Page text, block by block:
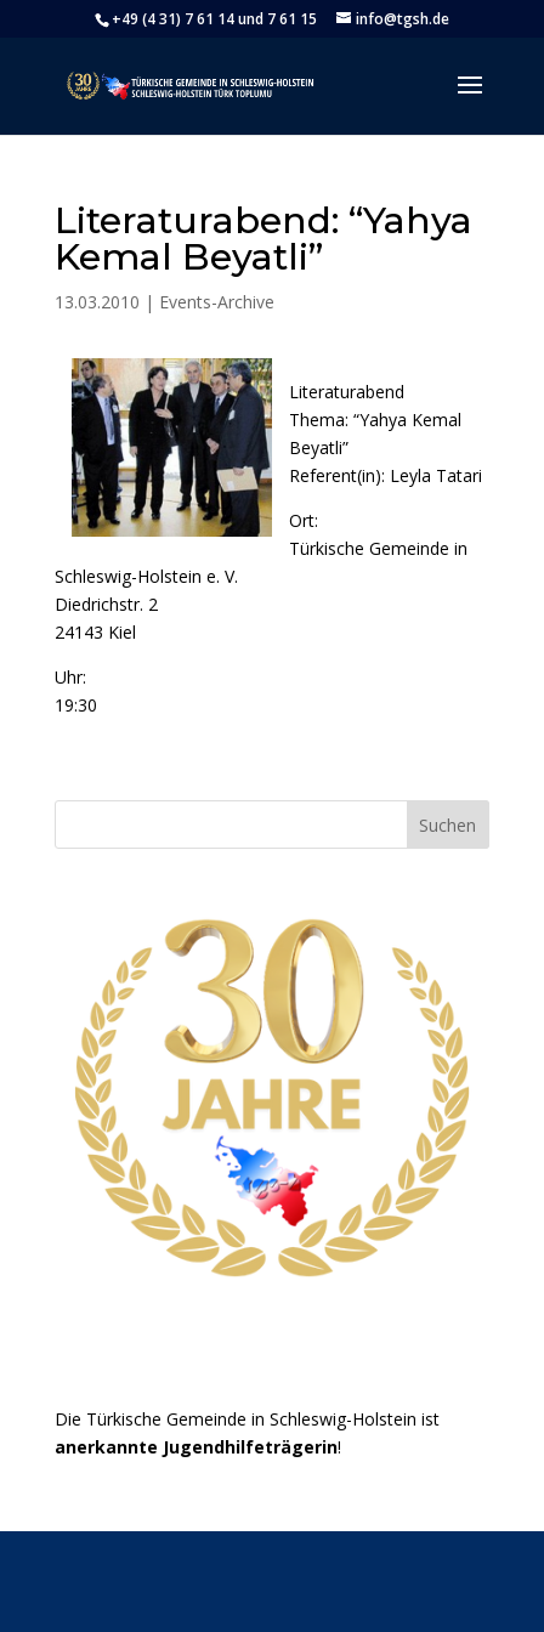
+49 (4 31) 7 61 14 und 7 61 15 info@tgsh.de
Literaturabend: “Yahya
Kemal Beyatli”
13.03.2010 | Events-Archive
Literaturabend
Thema: “Yahya Kemal
Beyatli”
Referent(in): Leyla Tatari
Ort:
Türkische Gemeinde in
Schleswig-Holstein e. V.
Diedrichstr. 2
24143 Kiel
Uhr:
19:30
Suchen
Die Türkische Gemeinde in Schleswig-Holstein ist
anerkannte Jugendhilfeträgerin!